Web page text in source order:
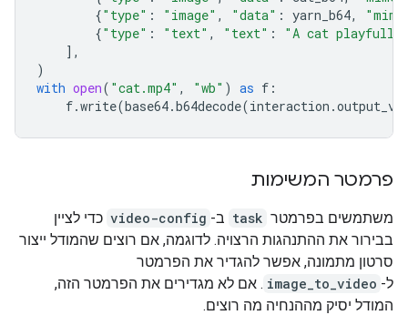
{"type" : "image" , "data" : yarn_b64,
{"type" : "text" , "text" :
"A cat
],
)
with open( "cat.mp4" , "wb" ) as f :
f.write(base64.b64decode(interaction .
פרמטר המשימות
משתמשים בפרמטר task ב- video-config כדי לציין
בבירור את ההתנהגות הרצויה. לדוגמה, אם רוצים שהמודל ייצור
סרטון מתמונה, אפשר להגדיר את הפרמטר
ל- image_to_video . אם לא מגדירים את הפרמטר הזה,
המודל יסיק מההנחיה מה רוצים.